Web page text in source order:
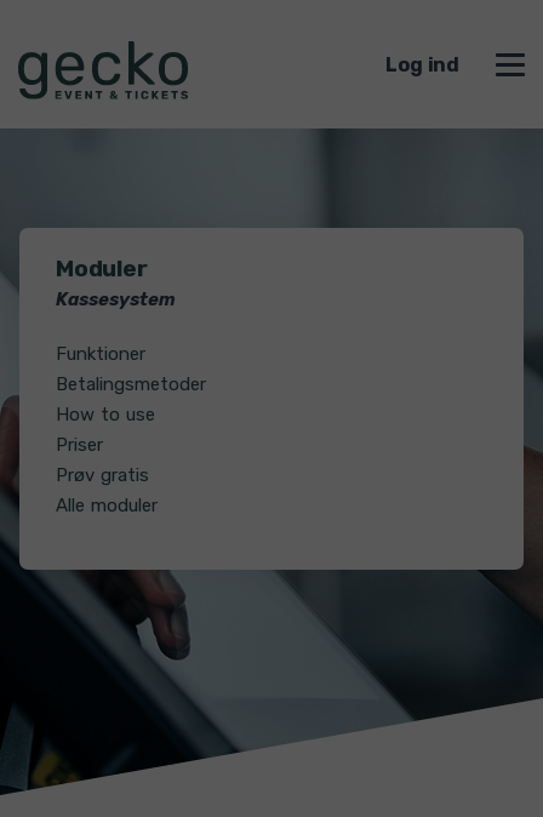
Log ind
Moduler
Kassesystem
Funktioner
Betalingsmetoder
How to use
Priser
Prøv gratis
Alle moduler